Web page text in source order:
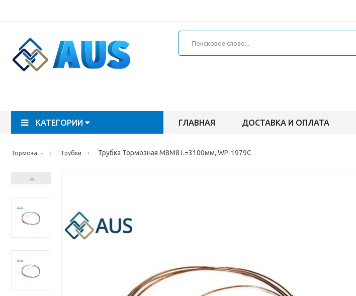
КАТЕГОРИИ ГЛАВНАЯ ДОСТАВКА И ОПЛАТА
Тормоза › Трубки › Трубка Тормозная M8M8 L=3100мм, WP-1979C